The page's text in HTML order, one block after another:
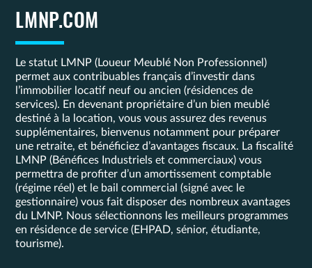
LMNP.COM
Le statut LMNP (Loueur Meublé Non Professionnel)
permet aux contribuables français d’investir dans
l’immobilier locatif neuf ou ancien (résidences de
services). En devenant propriétaire d’un bien meublé
destiné à la location, vous vous assurez des revenus
supplémentaires, bienvenus notamment pour préparer
une retraite, et bénéficiez d’avantages fiscaux. La fiscalité
LMNP (Bénéfices Industriels et commerciaux) vous
permettra de profiter d’un amortissement comptable
(régime réel) et le bail commercial (signé avec le
gestionnaire) vous fait disposer des nombreux avantages
du LMNP. Nous sélectionnons les meilleurs programmes
en résidence de service (EHPAD, sénior, étudiante,
tourisme).